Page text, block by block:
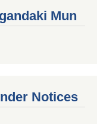
Mun
Notices